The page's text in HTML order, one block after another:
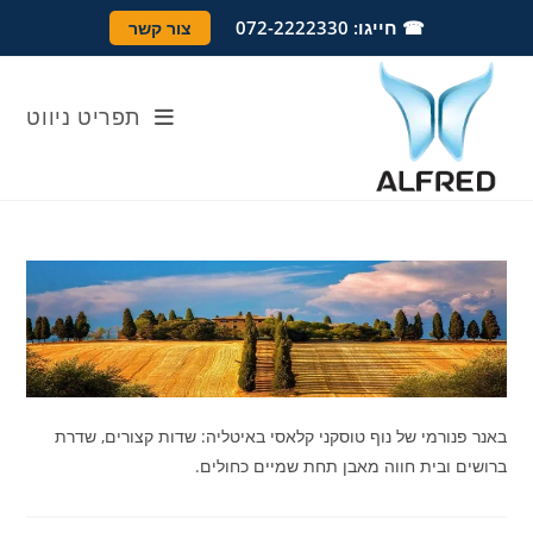
content
☎ חייגו: 072-2222330 צור קשר
תפריט ניווט
באנר פנורמי של נוף טוסקני קלאסי באיטליה: שדות קצורים, שדרת
ברושים ובית חווה מאבן תחת שמיים כחולים.